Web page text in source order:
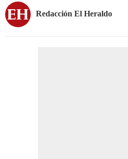
Redacción El Heraldo